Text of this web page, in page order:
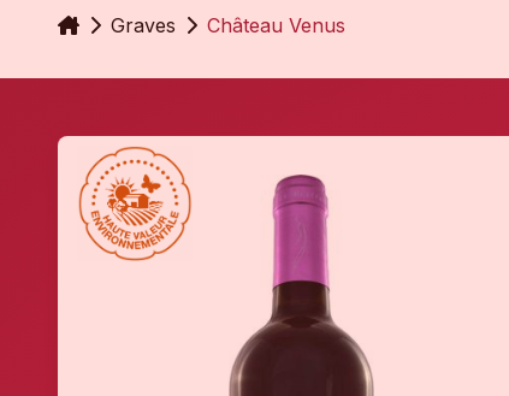
Accueil
Graves Château Venus